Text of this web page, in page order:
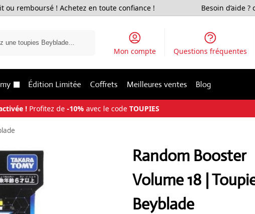
ou remboursé ! Achetez en toute confiance ! Besoin d’aide ?
Mon compte Questions fréquentes
Édition Limitée Coffrets Meilleures ventes Blog
! Profitez de -10% avec le code TOUPIES
Random Booster
Volume 18 |
Beyblade